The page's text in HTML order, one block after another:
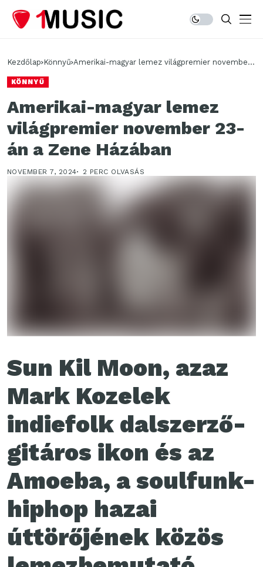
Kezdőlap Könnyű Amerikai-magyar lemez világpremier november
KÖNNYŰ
Amerikai-magyar lemez
világpremier november 23-
án a Zene Házában
NOVEMBER 7, 2024 2 PERC OLVASÁS
Sun Kil Moon, azaz
Mark Kozelek
indiefolk dalszerző-
gitáros ikon és az
Amoeba, a soulfunk-
hiphop hazai
úttörőjének közös